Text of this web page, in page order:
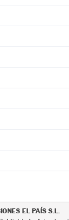
EL PAÍS S.L.